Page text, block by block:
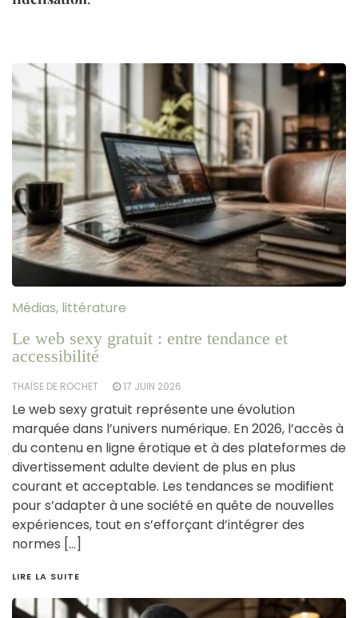
Médias, littérature
Le web sexy gratuit : entre tendance et
accessibilité
THAÏSE DE ROCHET 17 JUIN 2026
Le web sexy gratuit représente une évolution
marquée dans l’univers numérique. En 2026, l’accès à
du contenu en ligne érotique et à des plateformes de
divertissement adulte devient de plus en plus
courant et acceptable. Les tendances se modifient
pour s’adapter à une société en quête de nouvelles
expériences, tout en s’efforçant d’intégrer des
normes […]
LIRE LA SUITE